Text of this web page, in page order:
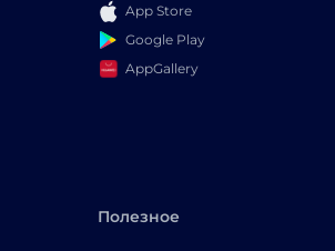
App Store
Google Play
AppGallery
Полезное